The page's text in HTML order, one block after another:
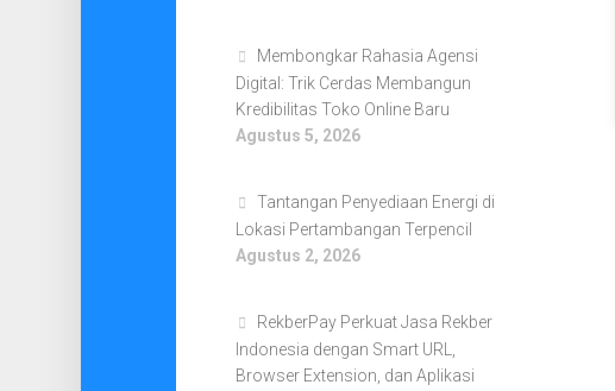
Membongkar Rahasia Agensi
Digital: Trik Cerdas Membangun
Kredibilitas Toko Online Baru
Agustus 5, 2026
Tantangan Penyediaan Energi di
Lokasi Pertambangan Terpencil
Agustus 2, 2026
RekberPay Perkuat Jasa Rekber
Indonesia dengan Smart URL,
Browser Extension, dan Aplikasi